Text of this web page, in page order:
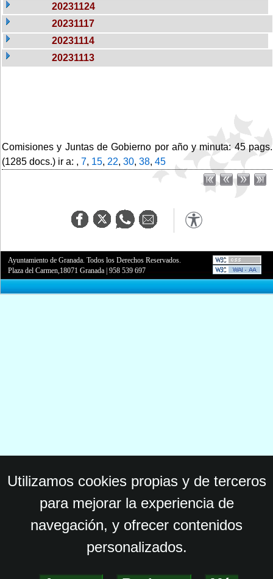
20231124
20231117
20231114
20231113
Comisiones y Juntas de Gobierno por año y minuta: 45 pags.
(1285 docs.) ir a: , 7, 15, 22, 30, 38, 45
Ayuntamiento de Granada. Todos los Derechos Reservados.
Plaza del Carmen,18071 Granada |958 539 697
Utilizamos cookies propias y de terceros
para mejorar la experiencia de
navegación, y ofrecer contenidos
personalizados.